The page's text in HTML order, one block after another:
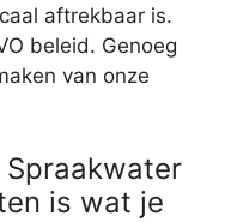
aftrekbaar is.
beleid. Genoeg
van onze
is wat je